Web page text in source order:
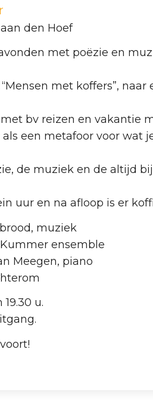
den Hoef
met poëzie en
met koffers”,
bv reizen en vakantie
een metafoor voor wat
de muziek en de altijd
uur en na afloop is er
muziek
ensemble
Meegen, piano
u.